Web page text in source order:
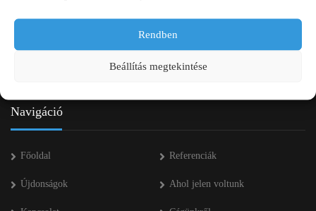
Rendben
Beállítás megtekintése
+36 20 334 43 28
info kukac pap-agro.eu
Navigáció
Főoldal Referenciák
Újdonságok Ahol jelen voltunk